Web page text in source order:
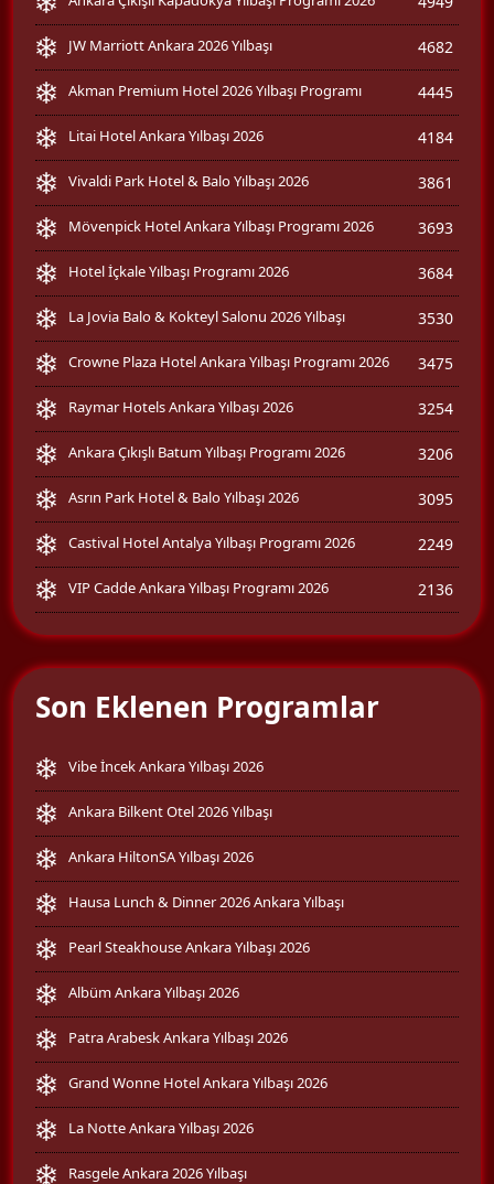
JW Marriott Ankara 2026 Yılbaşı 4682
Akman Premium Hotel 2026 Yılbaşı Programı 4445
Litai Hotel Ankara Yılbaşı 2026 4184
Vivaldi Park Hotel & Balo Yılbaşı 2026 3861
Mövenpick Hotel Ankara Yılbaşı Programı 2026 3693
Hotel İçkale Yılbaşı Programı 2026 3684
La Jovia Balo & Kokteyl Salonu 2026 Yılbaşı 3530
Crowne Plaza Hotel Ankara Yılbaşı Programı 2026 3475
Raymar Hotels Ankara Yılbaşı 2026 3254
Ankara Çıkışlı Batum Yılbaşı Programı 2026 3206
Asrın Park Hotel & Balo Yılbaşı 2026 3095
Castival Hotel Antalya Yılbaşı Programı 2026 2249
VIP Cadde Ankara Yılbaşı Programı 2026 2136
Son Eklenen Programlar
Vibe İncek Ankara Yılbaşı 2026
Ankara Bilkent Otel 2026 Yılbaşı
Ankara HiltonSA Yılbaşı 2026
Hausa Lunch & Dinner 2026 Ankara Yılbaşı
Pearl Steakhouse Ankara Yılbaşı 2026
Albüm Ankara Yılbaşı 2026
Patra Arabesk Ankara Yılbaşı 2026
Grand Wonne Hotel Ankara Yılbaşı 2026
La Notte Ankara Yılbaşı 2026
Rasgele Ankara 2026 Yılbaşı